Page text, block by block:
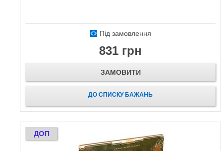
Під замовлення
831 грн
ЗАМОВИТИ
ДО СПИСКУ БАЖАНЬ
ДОП